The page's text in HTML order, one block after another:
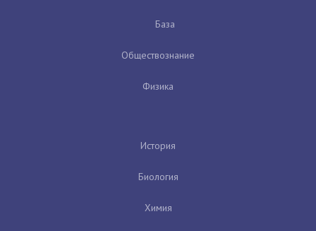
База
Обществознание
Физика
История
Биология
Химия